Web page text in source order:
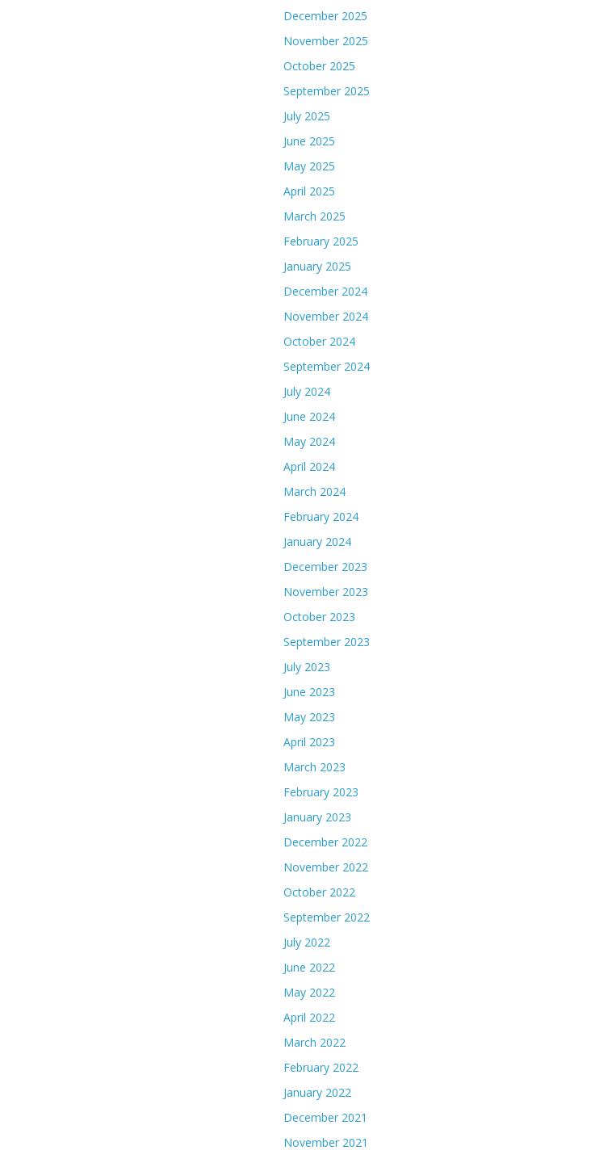
December 2025
November 2025
October 2025
September 2025
July 2025
June 2025
May 2025
April 2025
March 2025
February 2025
January 2025
December 2024
November 2024
October 2024
September 2024
July 2024
June 2024
May 2024
April 2024
March 2024
February 2024
January 2024
December 2023
November 2023
October 2023
September 2023
July 2023
June 2023
May 2023
April 2023
March 2023
February 2023
January 2023
December 2022
November 2022
October 2022
September 2022
July 2022
June 2022
May 2022
April 2022
March 2022
February 2022
January 2022
December 2021
November 2021